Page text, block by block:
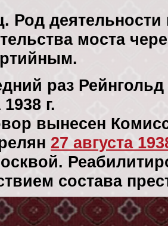
Род деятельности
моста
раз
г.
вынесен
27 августа
состава